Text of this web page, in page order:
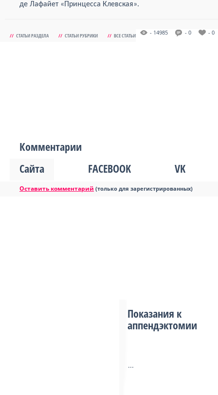
де Лафайет «Принцесса Клевская».
// СТАТЬИ РАЗДЕЛА // СТАТЬИ РУБРИКИ // ВСЕ СТАТЬИ - 14985 - 0 - 0
Комментарии
Сайта
FACEBOOK VK
Оставить комментарий (только для зарегистрированных)
Показания к
аппендэктомии
...